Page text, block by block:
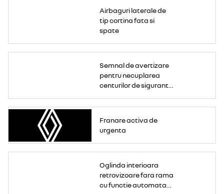
Airbaguri laterale de
tip cortina fata si
spate
Semnal de avertizare
pentru necuplarea
centurilor de siguranta
Franare activa de
urgenta
Oglinda interioara
retrovizoare fara rama
cu functie automata